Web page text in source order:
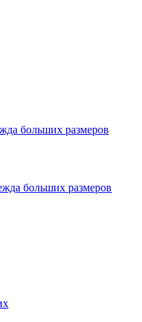
больших размеров
больших размеров